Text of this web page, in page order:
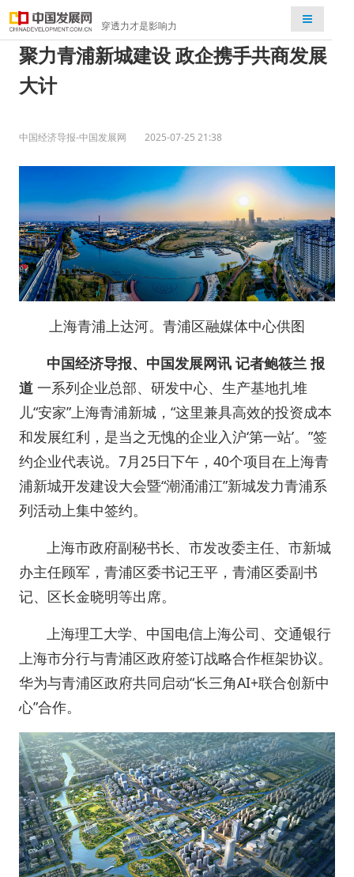
穿透力才是影响力
检索
聚力青浦新城建设 政企携手共商发展
大计
中国经济导报-中国发展网 2025-07-25 21:38
上海青浦上达河。青浦区融媒体中心供图
中国经济导报、中国发展网讯 记者鲍筱兰 报
道 一系列企业总部、研发中心、生产基地扎堆
儿“安家”上海青浦新城，“这里兼具高效的投资成本
和发展红利，是当之无愧的企业入沪‘第一站’。”签
约企业代表说。7月25日下午，40个项目在上海青
浦新城开发建设大会暨“潮涌浦江”新城发力青浦系
列活动上集中签约。
上海市政府副秘书长、市发改委主任、市新城
办主任顾军，青浦区委书记王平，青浦区委副书
记、区长金晓明等出席。
上海理工大学、中国电信上海公司、交通银行
上海市分行与青浦区政府签订战略合作框架协议。
华为与青浦区政府共同启动“长三角AI+联合创新中
心”合作。